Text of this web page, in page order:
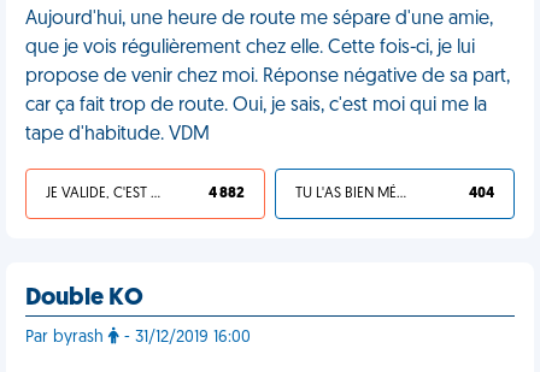
Aujourd'hui, une heure de route me sépare d'une amie,
que je vois régulièrement chez elle. Cette fois-ci, je lui
propose de venir chez moi. Réponse négative de sa part,
car ça fait trop de route. Oui, je sais, c'est moi qui me la
tape d'habitude. VDM
JE VALIDE, C'EST UNE VDM 4 882 TU L'AS BIEN MÉRITÉ 404
Double KO
Par byrash - 31/12/2019 16:00